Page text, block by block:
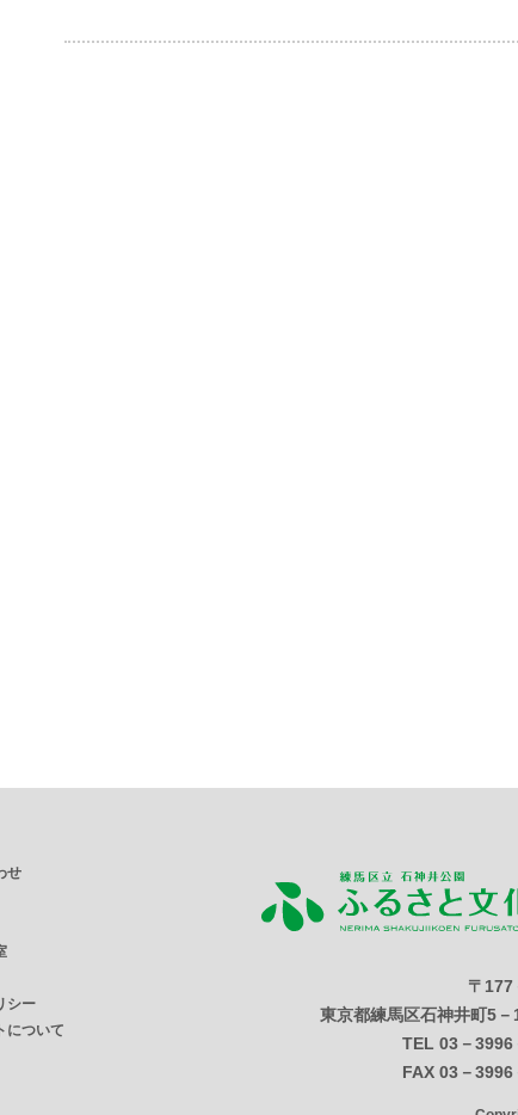
せ
シー
について
〒177
東京都練馬区石神井町5－
TEL 03－3996
FAX 03－3996